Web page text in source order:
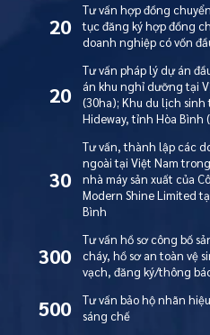
20
Tư vấn hợp đồng
tục đăng ký hợp đồng
doanh nghiệp có vốn
20
Tư vấn pháp lý dự án
án khu nghỉ dưỡng tại
(30ha); Khu du lịch sinh
Hideway, tỉnh Hòa Bình
30
Tư vấn, thành lập các
ngoài tại Việt Nam
nhà máy sản xuất của
Modern Shine Limited
Bình
300
Tư vấn hồ sơ công bố
cháy, hồ sơ an toàn vệ
vạch, đăng ký/thông
500
Tư vấn bảo hộ nhãn
sáng chế